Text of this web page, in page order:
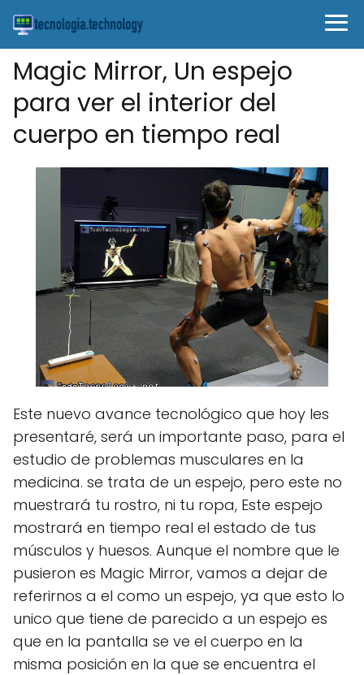
Magic Mirror, Un espejo
para ver el interior del
cuerpo en tiempo real
Este nuevo avance tecnológico que hoy les
presentaré, será un importante paso, para el
estudio de problemas musculares en la
medicina. se trata de un espejo, pero este no
muestrará tu rostro, ni tu ropa, Este espejo
mostrará en tiempo real el estado de tus
músculos y huesos. Aunque el nombre que le
pusieron es Magic Mirror, vamos a dejar de
referirnos a el como un espejo, ya que esto lo
unico que tiene de parecido a un espejo es
que en la pantalla se ve el cuerpo en la
misma posición en la que se encuentra el